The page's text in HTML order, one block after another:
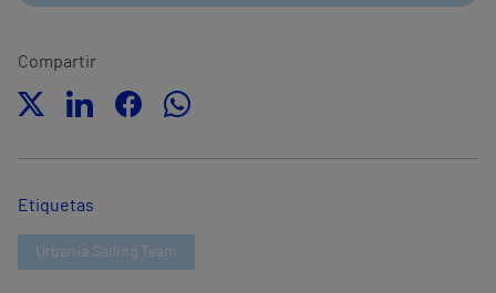
Compartir
Etiquetas
Urbania Sailing Team